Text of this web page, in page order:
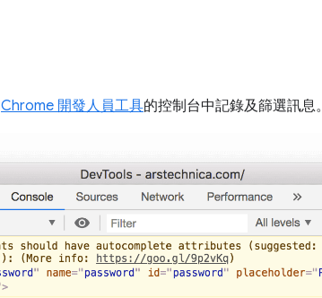
Chrome 開發人員工具的控制台中記錄及篩選訊息。